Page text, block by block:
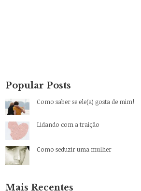
Popular Posts
Como saber se ele(a) gosta de mim!
Lidando com a traição
Como seduzir uma mulher
Mais Recentes